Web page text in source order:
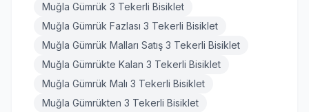
Muğla Gümrük 3 Tekerli Bisiklet
Muğla Gümrük Fazlası 3 Tekerli Bisiklet
Muğla Gümrük Malları Satış 3 Tekerli Bisiklet
Muğla Gümrükte Kalan 3 Tekerli Bisiklet
Muğla Gümrük Malı 3 Tekerli Bisiklet
Muğla Gümrükten 3 Tekerli Bisiklet